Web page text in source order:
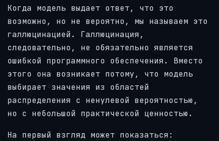
Когда модель выдает ответ, что это
возможно, но не вероятно, мы называем это
галлюцинацией. Галлюцинация,
следовательно, не обязательно является
ошибкой программного обеспечения. Вместо
этого она возникает потому, что модель
выбирает значения из областей
распределения с ненулевой вероятностью,
но с небольшой практической ценностью.
На первый взгляд может показаться: